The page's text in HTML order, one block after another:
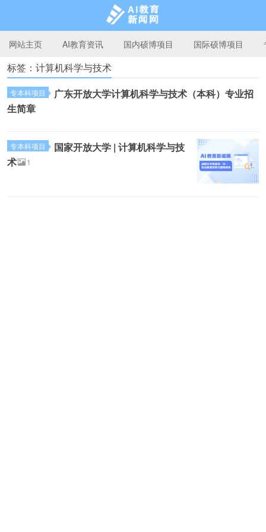
AI教育新闻网
网站主页 AI教育资讯 国内硕博项目 国际硕博项目
标签：计算机科学与技术
专本科项目
广东开放大学计算机科学与技术（本科）专业招
生简章
专本科项目
国家开放大学 | 计算机科学与技
术
1